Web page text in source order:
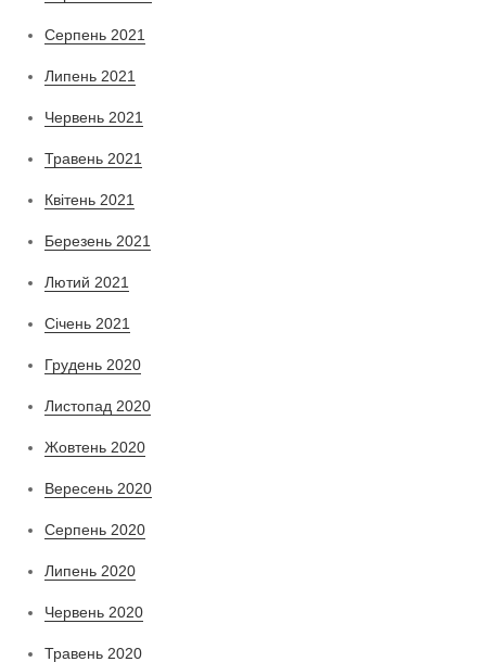
Серпень 2021
Липень 2021
Червень 2021
Травень 2021
Квітень 2021
Березень 2021
Лютий 2021
Січень 2021
Грудень 2020
Листопад 2020
Жовтень 2020
Вересень 2020
Серпень 2020
Липень 2020
Червень 2020
Травень 2020